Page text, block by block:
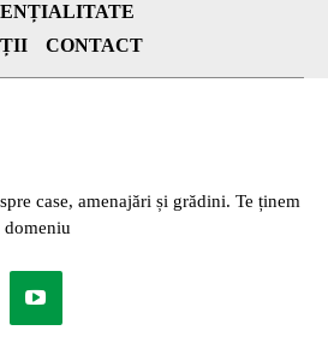
CONTACT
case, amenajări și grădini. Te ținem